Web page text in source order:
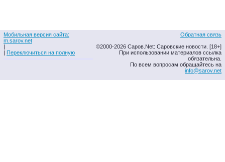
Мобильная версия сайта:
m.sarov.net
|
| Переключиться на полную
Обратная связь
©2000-2026 Саров.Net: Саровские новости. [18+]
При использовании материалов ссылка
обязательна.
По всем вопросам обращайтесь на
info@sarov.net